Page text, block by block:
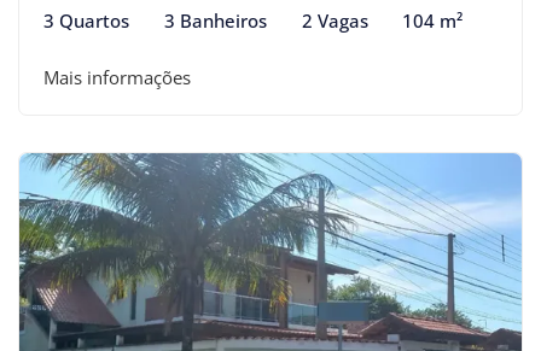
3 Quartos 3 Banheiros 2 Vagas 104 m²
Mais informações